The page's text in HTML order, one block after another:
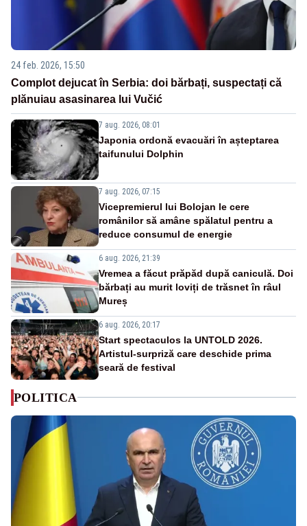
24 feb. 2026, 15:50
Complot dejucat în Serbia: doi bărbați, suspectați că
plănuiau asasinarea lui Vučić
7 aug. 2026, 08:01
Japonia ordonă evacuări în așteptarea
taifunului Dolphin
7 aug. 2026, 07:15
Vicepremierul lui Bolojan le cere
românilor să amâne spălatul pentru a
reduce consumul de energie
6 aug. 2026, 21:39
Vremea a făcut prăpăd după caniculă. Doi
bărbați au murit loviți de trăsnet în râul
Mureș
6 aug. 2026, 20:17
Start spectaculos la UNTOLD 2026.
Artistul-surpriză care deschide prima
seară de festival
POLITICA